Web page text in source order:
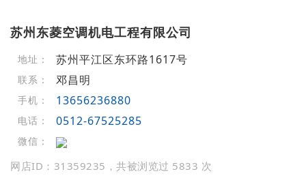
苏州东菱空调机电工程有限公司
地址： 苏州平江区东环路1617号
联系： 邓昌明
手机： 13656236880
电话： 0512-67525285
微信：
网店ID：31359235，共被浏览过 5833 次